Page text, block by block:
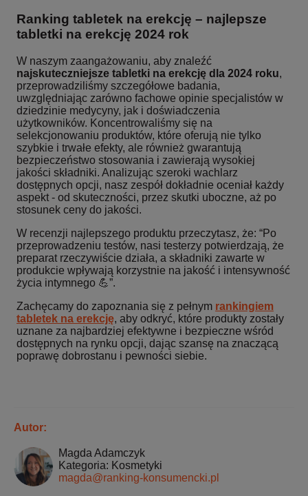
Ranking tabletek na erekcję – najlepsze
tabletki na erekcję 2024 rok
W naszym zaangażowaniu, aby znaleźć
najskuteczniejsze tabletki na erekcję dla 2024 roku,
przeprowadziliśmy szczegółowe badania,
uwzględniając zarówno fachowe opinie specjalistów w
dziedzinie medycyny, jak i doświadczenia
użytkowników. Koncentrowaliśmy się na
selekcjonowaniu produktów, które oferują nie tylko
szybkie i trwałe efekty, ale również gwarantują
bezpieczeństwo stosowania i zawierają wysokiej
jakości składniki. Analizując szeroki wachlarz
dostępnych opcji, nasz zespół dokładnie oceniał każdy
aspekt - od skuteczności, przez skutki uboczne, aż po
stosunek ceny do jakości.
W recenzji najlepszego produktu przeczytasz, że: “Po
przeprowadzeniu testów, nasi testerzy potwierdzają, że
preparat rzeczywiście działa, a składniki zawarte w
produkcie wpływają korzystnie na jakość i intensywność
życia intymnego 💪”.
Zachęcamy do zapoznania się z pełnym rankingiem
tabletek na erekcję, aby odkryć, które produkty zostały
uznane za najbardziej efektywne i bezpieczne wśród
dostępnych na rynku opcji, dając szansę na znaczącą
poprawę dobrostanu i pewności siebie.
Autor:
Magda Adamczyk
Kategoria: Kosmetyki
magda@ranking-konsumencki.pl